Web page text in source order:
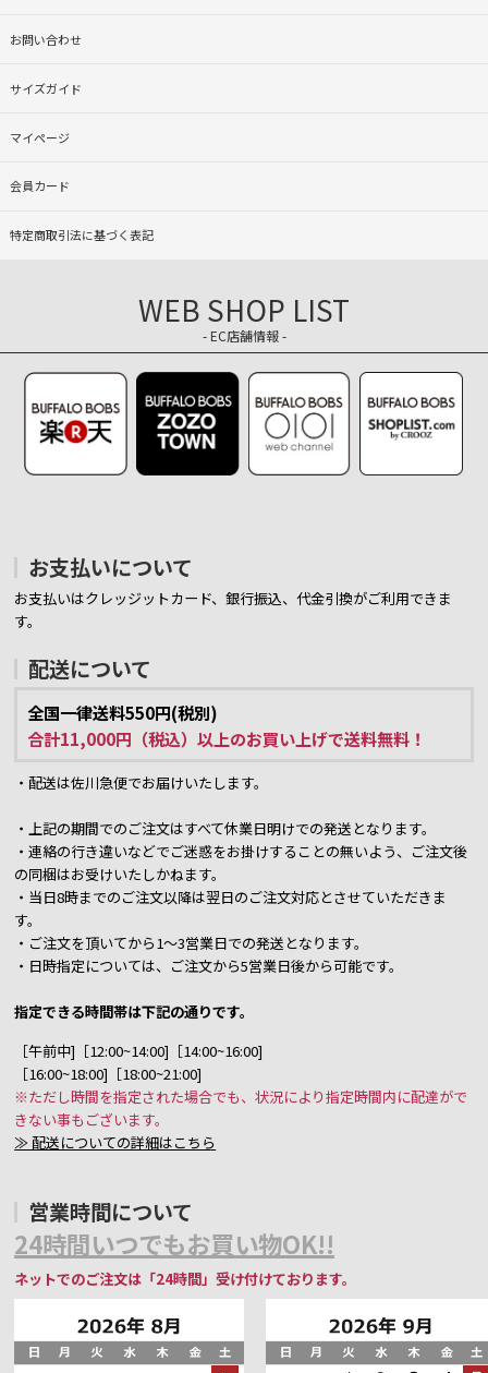
お問い合わせ
サイズガイド
マイページ
会員カード
特定商取引法に基づく表記
WEB SHOP LIST
- EC店舗情報 -
お支払いについて
お支払いはクレッジットカード、銀行振込、代金引換がご利用できま
す。
配送について
全国一律送料550円(税別)
合計11,000円（税込）以上のお買い上げで送料無料！
・配送は佐川急便でお届けいたします。
・上記の期間でのご注文はすべて休業日明けでの発送となります。
・連絡の行き違いなどでご迷惑をお掛けすることの無いよう、ご注文後
の同梱はお受けいたしかねます。
・当日8時までのご注文以降は翌日のご注文対応とさせていただきま
す。
・ご注文を頂いてから1～3営業日での発送となります。
・日時指定については、ご注文から5営業日後から可能です。
指定できる時間帯は下記の通りです。
［午前中]［12:00~14:00]［14:00~16:00]
［16:00~18:00]［18:00~21:00]
※ただし時間を指定された場合でも、状況により指定時間内に配達がで
きない事もございます。
≫ 配送についての詳細はこちら
営業時間について
24時間いつでもお買い物OK!!
ネットでのご注文は「24時間」受け付けております。